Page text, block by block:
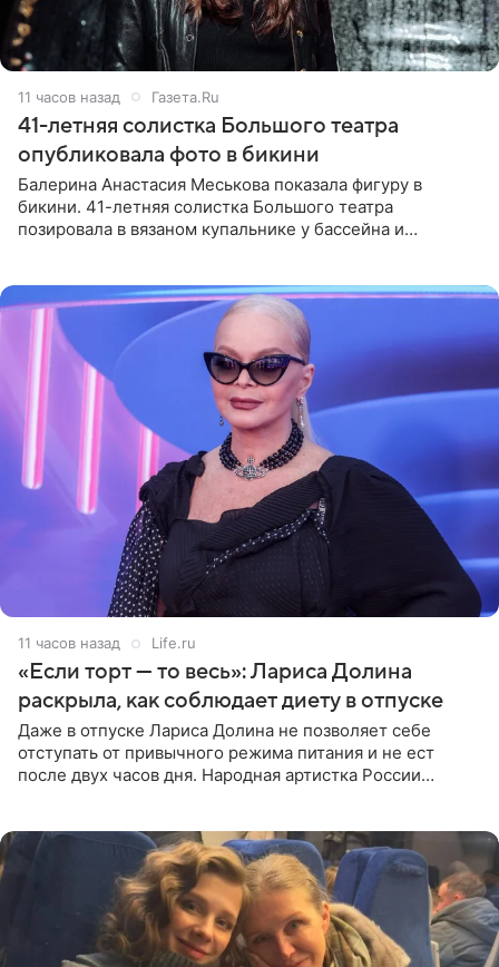
11 часов назад Газета.Ru
41-летняя солистка Большого театра
опубликовала фото в бикини
Балерина Анастасия Меськова показала фигуру в
бикини. 41-летняя солистка Большого театра
позировала в вязаном купальнике у бассейна и
11 часов назад Life.ru
«Если торт — то весь»: Лариса Долина
раскрыла, как соблюдает диету в отпуске
Даже в отпуске Лариса Долина не позволяет себе
отступать от привычного режима питания и не ест
после двух часов дня. Народная артистка России